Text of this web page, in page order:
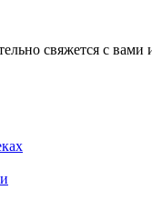
свяжется с вами